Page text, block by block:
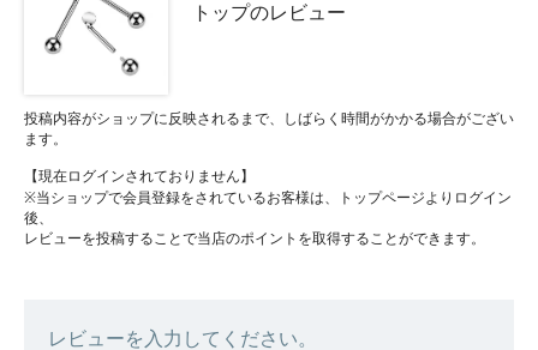
トップのレビュー
投稿内容がショップに反映されるまで、しばらく時間がかかる場合がござい
ます。
【現在ログインされておりません】
※当ショップで会員登録をされているお客様は、トップページよりログイン
後、
レビューを投稿することで当店のポイントを取得することができます。
レビューを入力してください。